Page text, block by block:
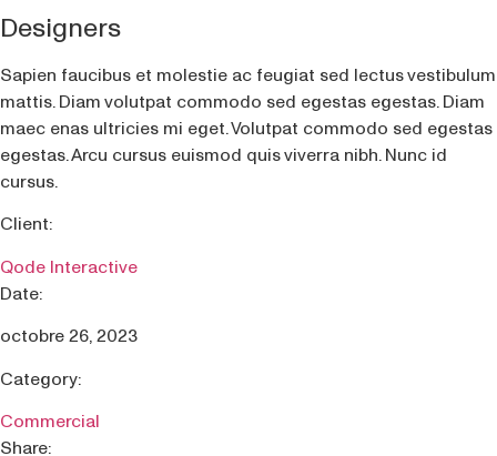
Designers
Sapien faucibus et molestie ac feugiat sed lectus vestibulum
mattis. Diam volutpat commodo sed egestas egestas. Diam
maec enas ultricies mi eget. Volutpat commodo sed egestas
egestas. Arcu cursus euismod quis viverra nibh. Nunc id
cursus.
Client:
Qode Interactive
Date:
octobre 26, 2023
Category:
Commercial
Share: